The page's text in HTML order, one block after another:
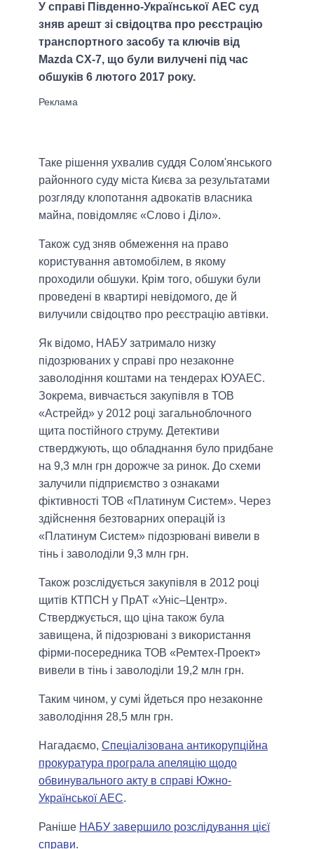
У справі Південно-Української АЕС суд
зняв арешт зі свідоцтва про реєстрацію
транспортного засобу та ключів від
Mazda CX-7, що були вилучені під час
обшуків 6 лютого 2017 року.
Таке рішення ухвалив суддя Солом'янського
районного суду міста Києва за результатами
розгляду клопотання адвокатів власника
майна, повідомляє «Слово і Діло».
Також суд зняв обмеження на право
користування автомобілем, в якому
проходили обшуки. Крім того, обшуки були
проведені в квартирі невідомого, де й
вилучили свідоцтво про реєстрацію автівки.
Як відомо, НАБУ затримало низку
підозрюваних у справі про незаконне
заволодіння коштами на тендерах ЮУАЕС.
Зокрема, вивчається закупівля в ТОВ
«Астрейд» у 2012 році загальноблочного
щита постійного струму. Детективи
стверджують, що обладнання було придбане
на 9,3 млн грн дорожче за ринок. До схеми
залучили підприємство з ознаками
фіктивності ТОВ «Платинум Систем». Через
здійснення безтоварних операцій із
«Платинум Систем» підозрювані вивели в
тінь і заволоділи 9,3 млн грн.
Також розслідується закупівля в 2012 році
щитів КТПСН у ПрАТ «Уніс–Центр».
Стверджується, що ціна також була
завищена, й підозрювані з використання
фірми-посередника ТОВ «Ремтех-Проект»
вивели в тінь і заволоділи 19,2 млн грн.
Таким чином, у сумі йдеться про незаконне
заволодіння 28,5 млн грн.
Нагадаємо, Спеціалізована антикорупційна
прокуратура програла апеляцію щодо
обвинувального акту в справі Южно-
Української АЕС.
Раніше НАБУ завершило розслідування цієї
справи.